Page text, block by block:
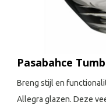
Pasabahce
Breng stijl en
Allegra glazen. Deze